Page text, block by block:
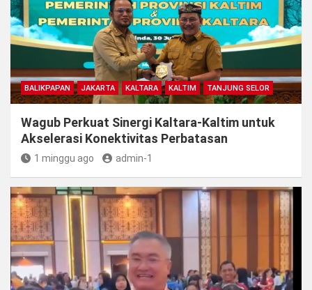
BALIKPAPAN JAKARTA KALTARA KALTIM TANJUNG SELOR
Wagub Perkuat Sinergi Kaltara-Kaltim untuk
Akselerasi Konektivitas Perbatasan
1 minggu ago admin-1